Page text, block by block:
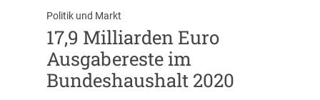
Politik und Markt
17,9 Milliarden Euro
Ausgabereste im
Bundeshaushalt 2020